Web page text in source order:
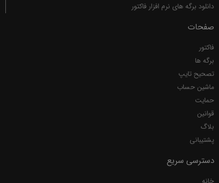
دانلود برگه های نرم افزار فاکتور
صفحات
فاکتور
برگه ها
تصحیح تایپ
ماشین حساب
حمایت
قوانین
بلاگ
پشتیبانی
دسترسی سریع